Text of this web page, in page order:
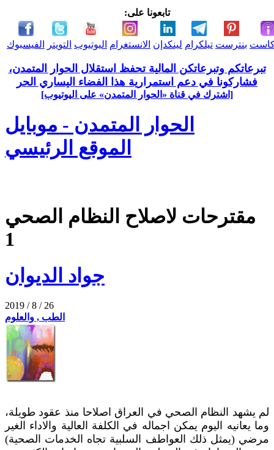
تابعونا على:
الفيسبوك التويتر اليوتيوب الانستغرام لينكدإن تيلكرام بنترست
تبرعاتكم وتبرعاتكن المالية تحفظ استقلال الحوار المتمدن،
فشاركونا في دعم استمرارية هذا الفضاء اليساري الحر
[اشترك في قناة ‫«الحوار المتمدن» على اليوتيوب]
الحوار المتمدن - موبايل
الموقع الرئيسي
مقترحات لاصلاح النظام الصحي
1
جواد الديوان
2019 / 8 / 26
الطب , والعلوم
لم يشهد النظام الصحي في العراق اصلاحا منذ عقود طويلة،
وما يعانيه اليوم يمكن اجماله في الكلفة العالية والاداء الغير
مرضي (يمثل ذلك العواطف السلبية تجاه الخدمات الصحية)